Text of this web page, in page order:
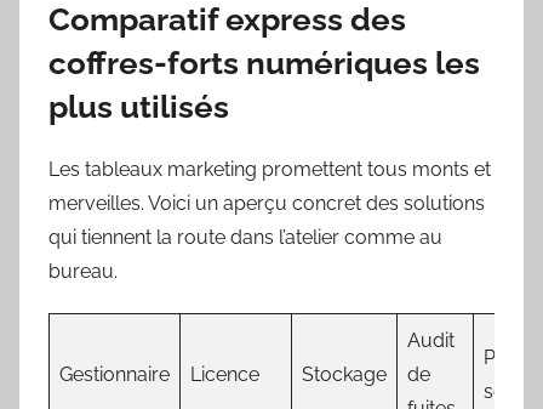
Comparatif express des
coffres-forts numériques les
plus utilisés
Les tableaux marketing promettent tous monts et
merveilles. Voici un aperçu concret des solutions
qui tiennent la route dans l’atelier comme au
bureau.
Gestionnaire Licence Stockage
Audit
de